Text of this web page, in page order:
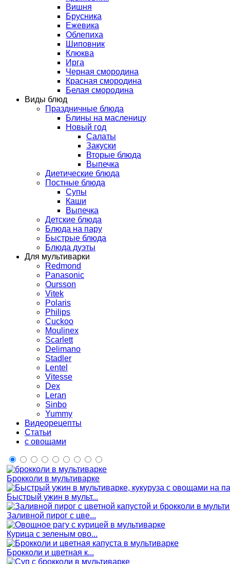
Вишня
Брусника
Ежевика
Облепиха
Шиповник
Клюква
Ирга
Черная смородина
Красная смородина
Белая смородина
Виды блюд
Праздничные блюда
Блины на масленицу
Новый год
Салаты
Закуски
Вторые блюда
Выпечка
Диетические блюда
Постные блюда
Супы
Каши
Выпечка
Детские блюда
Блюда на пару
Быстрые блюда
Блюда дуэты
Для мультиварки
Redmond
Panasonic
Oursson
Vitek
Polaris
Philips
Cuckoo
Moulinex
Scarlett
Delimano
Stadler
Lentel
Vitesse
Dex
Leran
Sinbo
Yummy
Видеорецепты
Статьи
с овощами
Брокколи в мультиварке
Быстрый ужин в мульт...
Заливной пирог с цве...
Курица с зеленым ово...
Брокколи и цветная к...